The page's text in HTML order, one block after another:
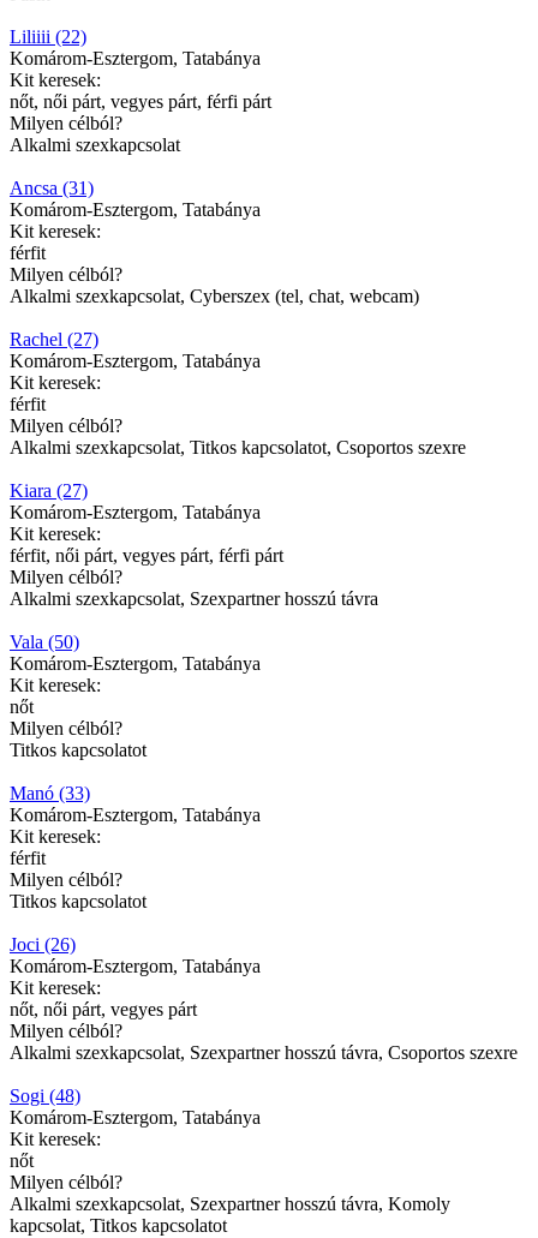
Liliiii (22)
Komárom-Esztergom, Tatabánya
Kit keresek:
nőt, női párt, vegyes párt, férfi párt
Milyen célból?
Alkalmi szexkapcsolat
Ancsa (31)
Komárom-Esztergom, Tatabánya
Kit keresek:
férfit
Milyen célból?
Alkalmi szexkapcsolat, Cyberszex (tel, chat, webcam)
Rachel (27)
Komárom-Esztergom, Tatabánya
Kit keresek:
férfit
Milyen célból?
Alkalmi szexkapcsolat, Titkos kapcsolatot, Csoportos szexre
Kiara (27)
Komárom-Esztergom, Tatabánya
Kit keresek:
férfit, női párt, vegyes párt, férfi párt
Milyen célból?
Alkalmi szexkapcsolat, Szexpartner hosszú távra
Vala (50)
Komárom-Esztergom, Tatabánya
Kit keresek:
nőt
Milyen célból?
Titkos kapcsolatot
Manó (33)
Komárom-Esztergom, Tatabánya
Kit keresek:
férfit
Milyen célból?
Titkos kapcsolatot
Joci (26)
Komárom-Esztergom, Tatabánya
Kit keresek:
nőt, női párt, vegyes párt
Milyen célból?
Alkalmi szexkapcsolat, Szexpartner hosszú távra, Csoportos szexre
Sogi (48)
Komárom-Esztergom, Tatabánya
Kit keresek:
nőt
Milyen célból?
Alkalmi szexkapcsolat, Szexpartner hosszú távra, Komoly
kapcsolat, Titkos kapcsolatot